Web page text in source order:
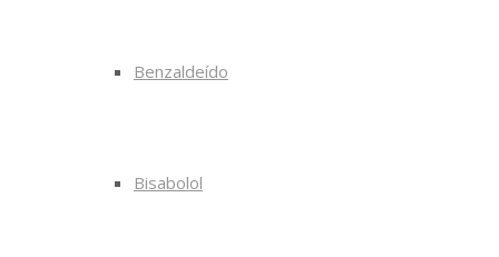
Benzaldeído
Bisabolol